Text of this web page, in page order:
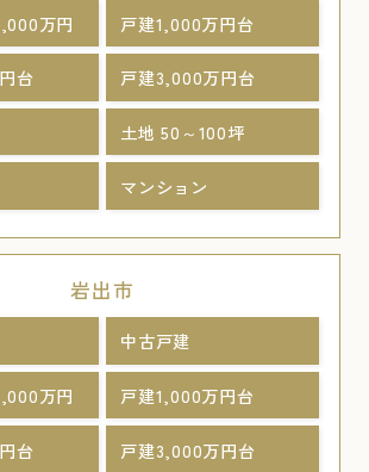
万円 戸建1,000万円台
台 戸建3,000万円台
土地 50～100坪
マンション
岩出市
中古戸建
万円 戸建1,000万円台
台 戸建3,000万円台